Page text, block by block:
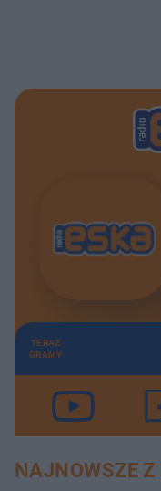
TERAZ
GRAMY
NAJNOWSZE